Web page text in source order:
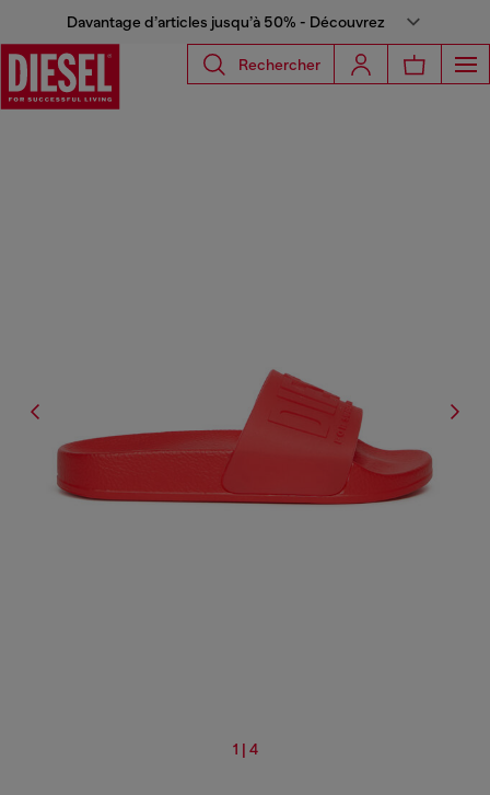
Davantage d’articles jusqu’à 50% - Découvrez
Rechercher
1 | 4